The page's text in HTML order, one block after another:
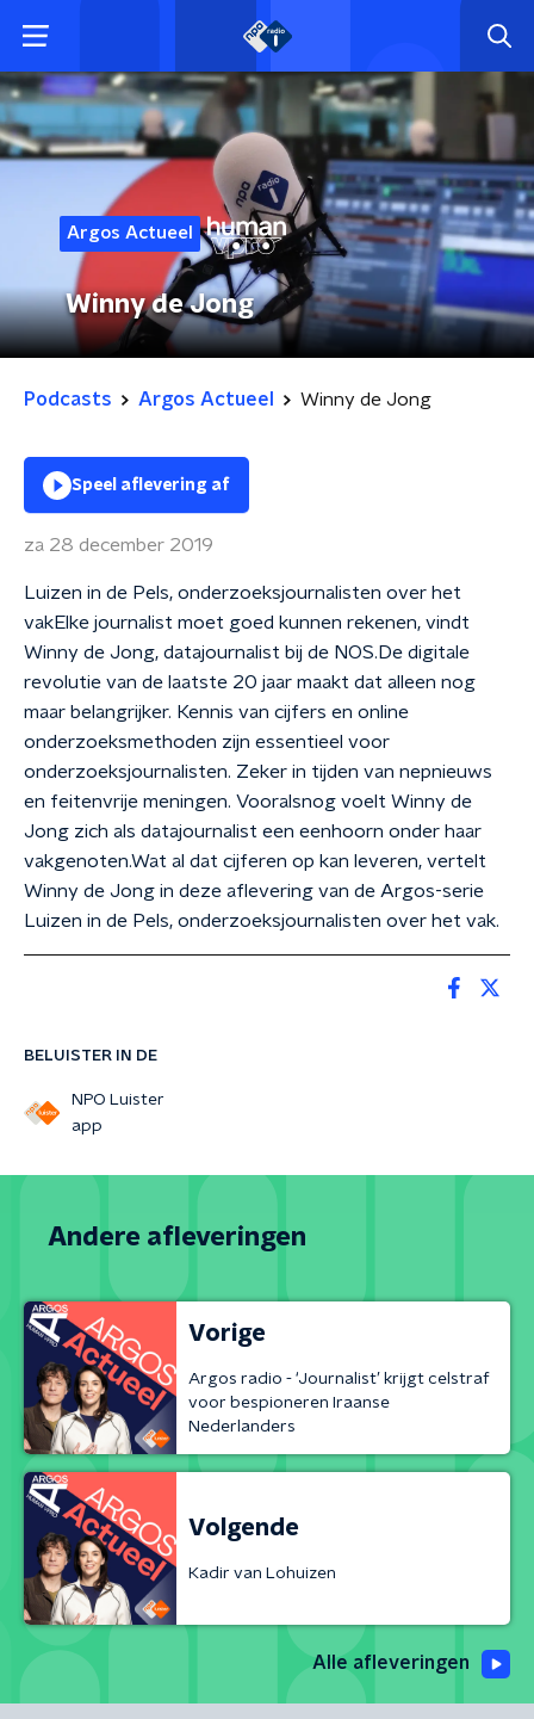
Argos Actueel
Winny de Jong
Podcasts Argos Actueel Winny de Jong
BELUISTER IN DE
NPO Luister
app
Speel aflevering af
za 28 december 2019
Luizen in de Pels, onderzoeksjournalisten over het
vakElke journalist moet goed kunnen rekenen, vindt
Winny de Jong, datajournalist bij de NOS.De digitale
revolutie van de laatste 20 jaar maakt dat alleen nog
maar belangrijker. Kennis van cijfers en online
onderzoeksmethoden zijn essentieel voor
onderzoeksjournalisten. Zeker in tijden van nepnieuws
en feitenvrije meningen. Vooralsnog voelt Winny de
Jong zich als datajournalist een eenhoorn onder haar
vakgenoten.Wat al dat cijferen op kan leveren, vertelt
Winny de Jong in deze aflevering van de Argos-serie
Luizen in de Pels, onderzoeksjournalisten over het vak.
Andere afleveringen
Vorige
Argos radio - ‘Journalist’ krijgt celstraf
voor bespioneren Iraanse
Nederlanders
Volgende
Kadir van Lohuizen
Alle afleveringen